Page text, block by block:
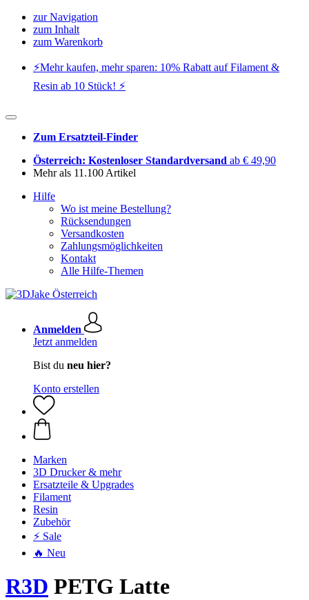
zur Navigation
zum Inhalt
zum Warenkorb
⚡️Mehr kaufen, mehr sparen: 10% Rabatt auf Filament &
Resin ab 10 Stück! ⚡️
Zum Ersatzteil-Finder
Österreich: Kostenloser Standardversand ab € 49,90
Mehr als 11.100 Artikel
Hilfe
Wo ist meine Bestellung?
Rücksendungen
Versandkosten
Zahlungsmöglichkeiten
Kontakt
Alle Hilfe-Themen
Anmelden
Jetzt anmelden
Bist du neu hier?
Konto erstellen
Marken
3D Drucker & mehr
Ersatzteile & Upgrades
Filament
Resin
Zubehör
⚡ Sale
🔥 Neu
R3D PETG Latte